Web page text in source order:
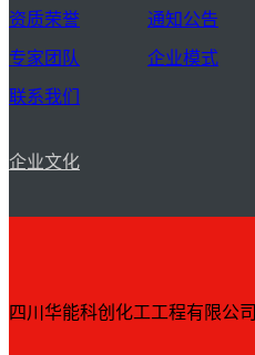
资质荣誉
专家团队
联系我们
通知公告
企业模式
企业文化
四川华能科创化工工程有限公司